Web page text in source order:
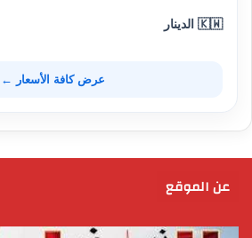
🇰🇼 الدينار
عرض كافة الأسعار ←
عن الموقع